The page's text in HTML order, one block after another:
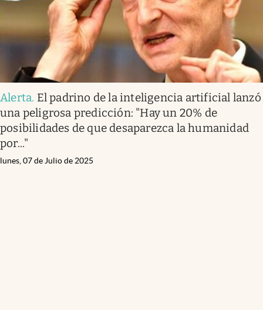
Alerta. El padrino de la inteligencia artificial lanzó
una peligrosa predicción: "Hay un 20% de
posibilidades de que desaparezca la humanidad
por..."
lunes, 07 de Julio de 2025